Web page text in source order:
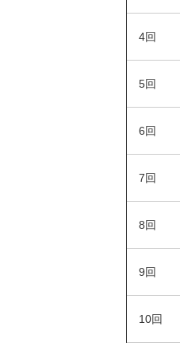
4回
5回
6回
7回
8回
9回
10回